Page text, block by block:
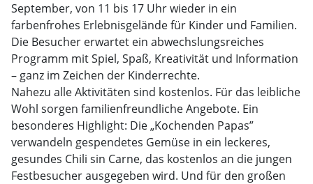
September, von 11 bis 17 Uhr wieder in ein
farbenfrohes Erlebnisgelände für Kinder und Familien.
Die Besucher erwartet ein abwechslungsreiches
Programm mit Spiel, Spaß, Kreativität und Information
– ganz im Zeichen der Kinderrechte.
Nahezu alle Aktivitäten sind kostenlos. Für das leibliche
Wohl sorgen familienfreundliche Angebote. Ein
besonderes Highlight: Die „Kochenden Papas”
verwandeln gespendetes Gemüse in ein leckeres,
gesundes Chili sin Carne, das kostenlos an die jungen
Festbesucher ausgegeben wird. Und für den großen